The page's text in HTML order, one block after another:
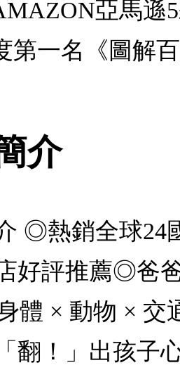
亞馬遜
第一名《圖解
介
◎熱銷全球
好評推薦◎爸
體 × 動物 × 交
翻！」出孩子